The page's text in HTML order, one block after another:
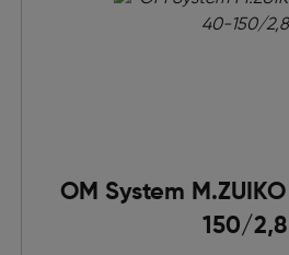
OM System
150/2,8